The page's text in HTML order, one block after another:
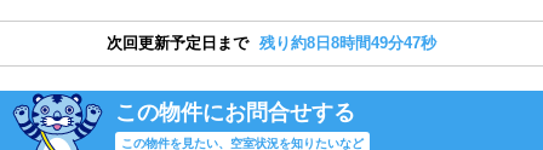
次回更新予定日まで 残り約8日8時間49分47秒
この物件にお問合せする
この物件を見たい、空室状況を知りたいなど